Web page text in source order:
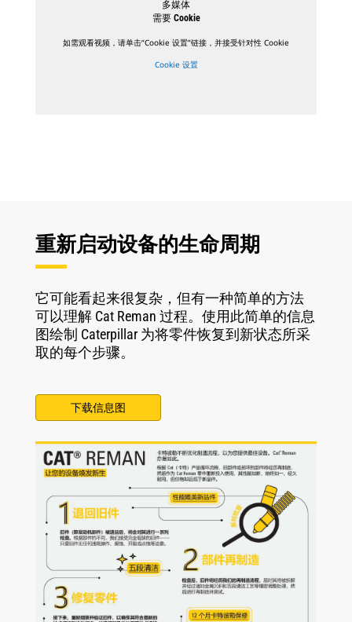
多媒体
需要 Cookie
如需观看视频，请单击“Cookie 设置”链接，并接受针对性 Cookie
Cookie 设置
重新启动设备的生命周期
它可能看起来很复杂，但有一种简单的方法
可以理解 Cat Reman 过程。使用此简单的信息
图绘制 Caterpillar 为将零件恢复到新状态所采
取的每个步骤。
下载信息图